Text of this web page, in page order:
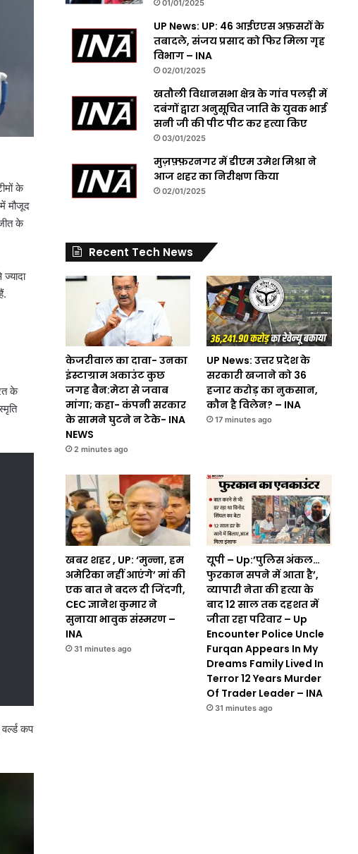
के
मौजूद
के
के
कप
01/01/2025
UP News: UP: 46 आईएएस अफ़सरों के
तबादले, संजय प्रसाद को फिर मिला गृह
विभाग – INA
02/01/2025
खतौली विधानसभा क्षेत्र के गांव पलड़ी में
दबंगों द्वारा अनुसूचित जाति के युवक भाई
सनी जी की पीट पीट कर हत्या किए
03/01/2025
मुज़फ़्फ़रनगर में डीएम उमेश मिश्रा ने
आज शहर का निरीक्षण किया
02/01/2025
Recent Tech News
केजरीवाल का दावा- उनका
इंस्टाग्राम अकाउंट कुछ
जगह बैन:मेटा से जवाब
मांगा; कहा- कंपनी सरकार
के सामने घुटने न टेके- INA
NEWS
2 minutes ago
UP News: उत्तर प्रदेश के
सरकारी खजाने को 36
हजार करोड़ का नुकसान,
कौन है विलेन? – INA
17 minutes ago
खबर शहर , UP: ‘मुन्ना, हम
अमेरिका नहीं आएंगे’ मां की
एक बात ने बदल दी जिंदगी,
CEC ज्ञानेश कुमार ने
सुनाया भावुक संस्मरण –
INA
31 minutes ago
यूपी – Up:’पुलिस अंकल…
फुरकान सपने में आता है’,
व्यापारी नेता की हत्या के
बाद 12 साल तक दहशत में
जीता रहा परिवार – Up
Encounter Police Uncle
Furqan Appears In My
Dreams Family Lived In
Terror 12 Years Murder
Of Trader Leader – INA
31 minutes ago